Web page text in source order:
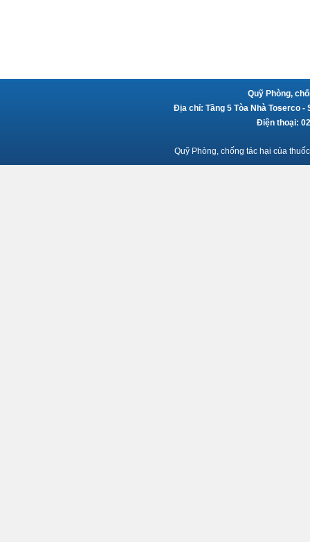
Quỹ Phòng,
Địa chỉ: Tầng 5 Tòa Nhà Toserco -
Điện thoại:
Quỹ Phòng, chống tác hại của